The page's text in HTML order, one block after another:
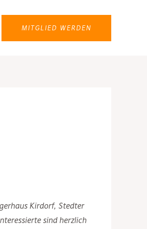
MITGLIED WERDEN
Kirdorf, Stedter
sind herzlich